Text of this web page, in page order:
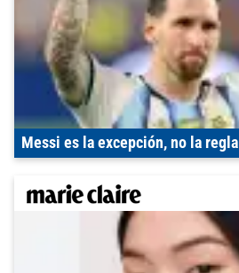
Messi es la excepción, no la regla